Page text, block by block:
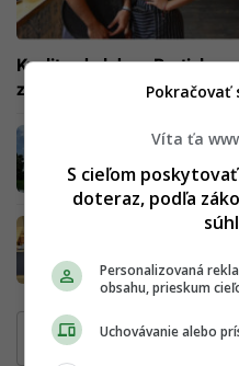
Kvalita obsluhy v
za nič?
Sú online
Odišli z
lokálnu
Víta ťa
S cieľom
doteraz, podľa
Personalizovaná
obsahu, prieskum
Uchovávanie alebo
Pokračovať